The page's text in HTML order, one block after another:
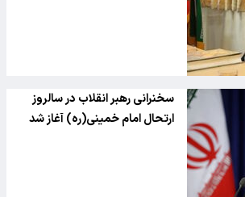
سخنرانی رهبر انقلاب در سالروز
ارتحال امام خمینی(ره) آغاز شد